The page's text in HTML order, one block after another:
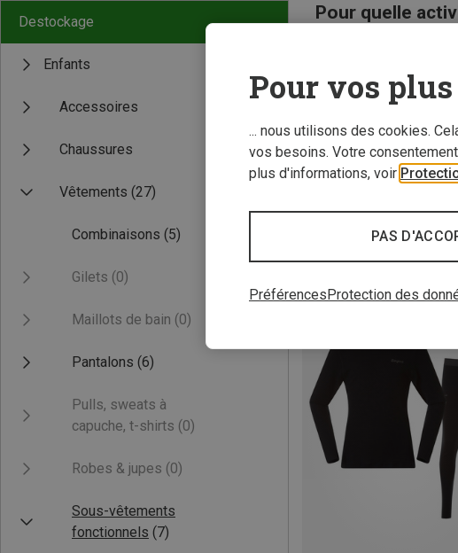
Destockage
Enfants
Accessoires
Chaussures
Vêtements (27)
Combinaisons (5)
Gilets (0)
Maillots de bain (0)
Pantalons (6)
Pulls, sweats à
capuche, t-shirts (0)
Robes & jupes (0)
Sous-vêtements
fonctionnels (7)
Pour quelle
Pour vos
... nous utilisons des cookies.
vos besoins. Votre
plus d'informations, voir
PAS
PréférencesProtection des